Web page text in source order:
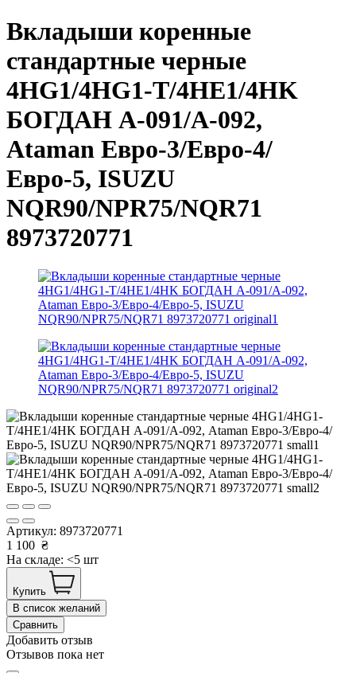
Вкладыши коренные
стандартные черные
4HG1/4HG1-T/4HE1/4HK
БОГДАН А-091/А-092,
Ataman Евро-3/Евро-4/
Евро-5, ISUZU
NQR90/NPR75/NQR71
8973720771
Артикул: 8973720771
1 100 ₴
На складе: <5 шт
Купить
В список желаний
Сравнить
Добавить отзыв
Отзывов пока нет